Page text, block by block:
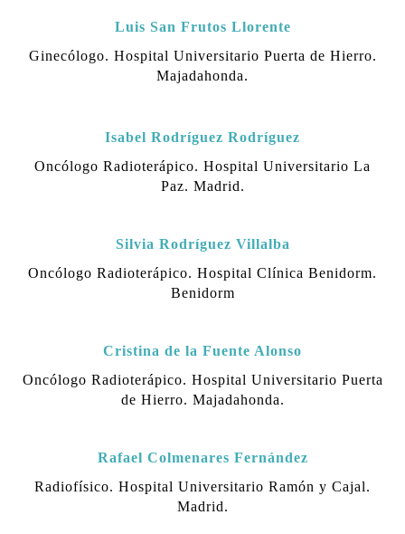
Luis San Frutos Llorente
Ginecólogo. Hospital Universitario Puerta de Hierro.
Majadahonda.
Isabel Rodríguez Rodríguez
Oncólogo Radioterápico. Hospital Universitario La
Paz. Madrid.
Silvia Rodríguez Villalba
Oncólogo Radioterápico. Hospital Clínica Benidorm.
Benidorm
Cristina de la Fuente Alonso
Oncólogo Radioterápico. Hospital Universitario Puerta
de Hierro. Majadahonda.
Rafael Colmenares Fernández
Radiofísico. Hospital Universitario Ramón y Cajal.
Madrid.